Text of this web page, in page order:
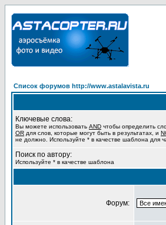
Список форумов http://www.astalavista.ru
Ключевые слова:
Вы можете использовать AND чтобы определить
OR для слов, которые могут быть в результатах, и
не должно. Используйте * в качестве шаблона для
Поиск по автору:
Используйте * в качестве шаблона
Форум: